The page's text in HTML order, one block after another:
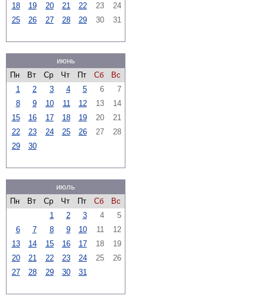
18
19 20 21 22 23
24
25
26 27 28 29 30 31
июнь
Пн
Вт Ср Чт Пт Сб
Вс
1
2 3 4 5 6
7
8
9 10 11 12 13
14
15
16 17 18 19 20
21
22
23 24 25 26 27
28
29
30
июль
Пн
Вт Ср Чт Пт Сб
Вс
1
2 3 4
5
6
7 8 9 10 11
12
13
14 15 16 17 18
19
20
21 22 23 24 25
26
27
28 29 30 31